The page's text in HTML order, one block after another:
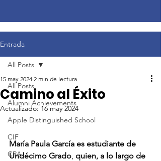
Entrada
All Posts
Alumni Achievements
Apple Distinguished School
CIF
CRA
All Posts
Camino al Éxito
15 may 2024 2 min de lectura
Actualizado:16 may 2024
María Paula García es estudiante de
Undécimo Grado, quien, a lo largo de